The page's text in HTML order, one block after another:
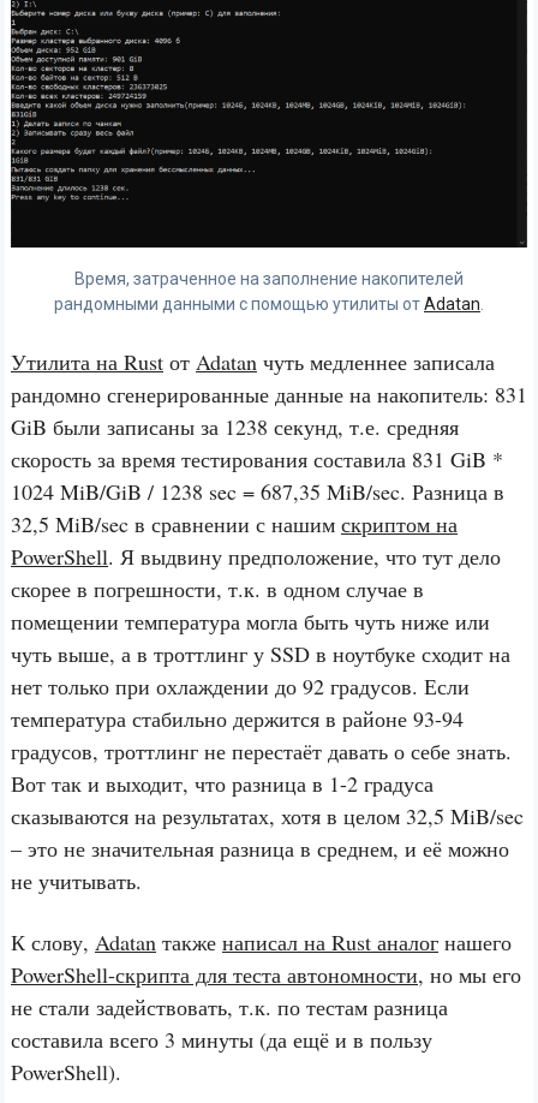
Время, затраченное на заполнение накопителей
рандомными данными с помощью утилиты отAdatan.
Утилита на Rust от Adatan чуть медленнее записала
рандомно сгенерированные данные на накопитель: 831
GiB были записаны за 1238 секунд, т.е. средняя
скорость за время тестирования составила 831 GiB *
1024 MiB/GiB / 1238 sec = 687,35 MiB/sec. Разница в
32,5 MiB/sec в сравнении с нашим скриптом на
PowerShell. Я выдвину предположение, что тут дело
скорее в погрешности, т.к. в одном случае в
помещении температура могла быть чуть ниже или
чуть выше, а в троттлинг у SSD в ноутбуке сходит на
нет только при охлаждении до 92 градусов. Если
температура стабильно держится в районе 93-94
градусов, троттлинг не перестаёт давать о себе знать.
Вот так и выходит, что разница в 1-2 градуса
сказываются на результатах, хотя в целом 32,5 MiB/sec
– это не значительная разница в среднем, и её можно
не учитывать.
К слову, Adatan также написал на Rust аналог нашего
PowerShell-скрипта для теста автономности, но мы его
не стали задействовать, т.к. по тестам разница
составила всего 3 минуты (да ещё и в пользу
PowerShell).